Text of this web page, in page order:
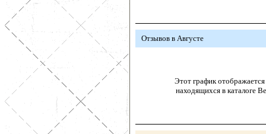
Отзывов в Августе
Этот график отображается
находящихся в каталоге